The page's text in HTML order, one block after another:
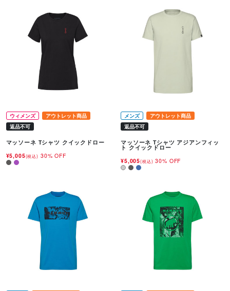
ウィメンズ
アウトレット商品
返品不可
マッソーネ Tシャツ クイックドロー
¥5,005(税込) 30% OFF
メンズ
アウトレット商品
返品不可
マッソーネ Tシャツ アジアンフィッ
ト クイックドロー
¥5,005(税込) 30% OFF